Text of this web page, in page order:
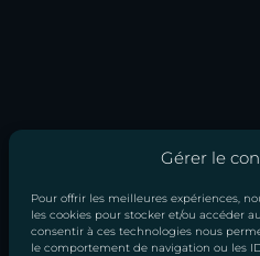
Gérer le
Pour offrir les meilleures expériences,
les cookies pour stocker et/ou accéder
consentir à ces technologies nous
le comportement de navigation ou les